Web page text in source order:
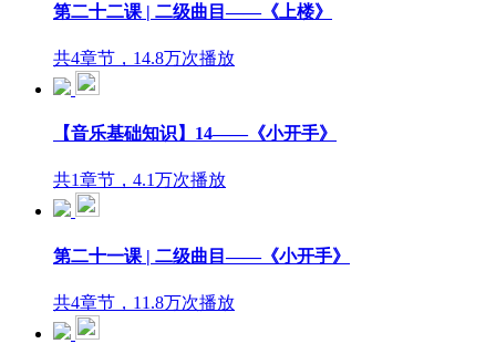
第二十二课 | 二级曲目——《上楼》
共4章节，14.8万次播放
【音乐基础知识】14——《小开手》
共1章节，4.1万次播放
第二十一课 | 二级曲目——《小开手》
共4章节，11.8万次播放